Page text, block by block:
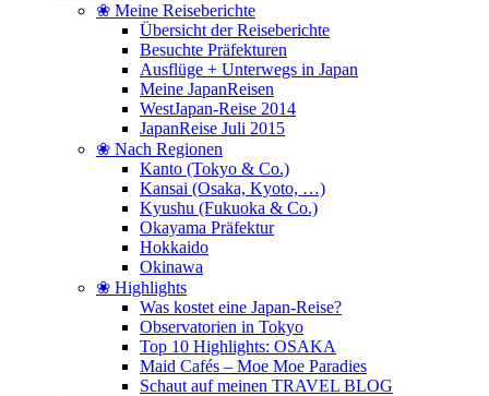
❀ Meine Reiseberichte
Übersicht der Reiseberichte
Besuchte Präfekturen
Ausflüge + Unterwegs in Japan
Meine JapanReisen
WestJapan-Reise 2014
JapanReise Juli 2015
❀ Nach Regionen
Kanto (Tokyo & Co.)
Kansai (Osaka, Kyoto, …)
Kyushu (Fukuoka & Co.)
Okayama Präfektur
Hokkaido
Okinawa
❀ Highlights
Was kostet eine Japan-Reise?
Observatorien in Tokyo
Top 10 Highlights: OSAKA
Maid Cafés – Moe Moe Paradies
Schaut auf meinen TRAVEL BLOG